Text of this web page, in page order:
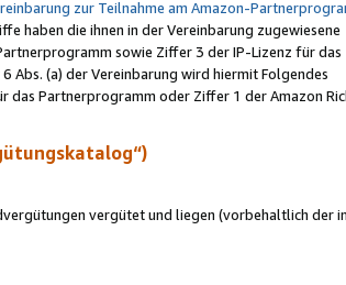
zur Teilnahme am Amazon-
haben die ihnen in der Vereinbarung zugewiesene
sowie Ziffer 3 der IP-Lizenz für das
Abs. (a) der Vereinbarung wird hiermit Folgendes
das Partnerprogramm oder Ziffer 1 der Amazon
vergütet und liegen (vorbehaltlich der